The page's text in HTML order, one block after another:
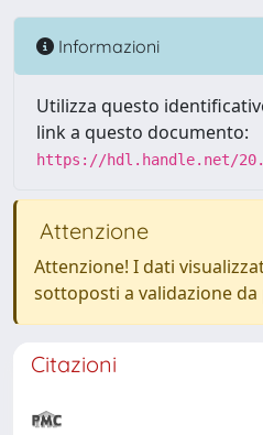
Informazioni
Utilizza questo
link a questo documento:
https://hdl.handle.net/
Attenzione
Attenzione! I dati
sottoposti a validazione
Citazioni